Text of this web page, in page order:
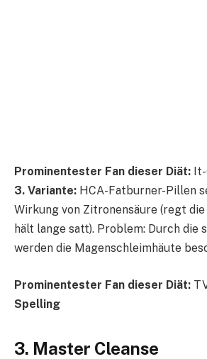
Prominentester Fan dieser Diät:
3. Variante: HCA-Fatburner-Pillen
Wirkung von Zitronensäure (regt die
hält lange satt). Problem: Durch die
werden die Magenschleimhäute
Prominentester Fan dieser Diät:
Spelling
3. Master Cleanse